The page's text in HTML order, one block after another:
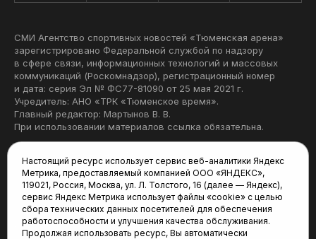
СМИ Агентство спортивных новостей «Тюменская арена»
зарегистрировано Федеральной службой по надзору
в сфере связи, информационных технологий и массовых
коммуникаций (Роскомнадзор), регистрационный номер
и дата: серия Эл № ФС77-81090 от 25 мая 2021 г.
Учредитель: АНО «ТРК «Тюменское время».
Главный редактор: Мартынов В. В.
При использовании материалов ссылка обязательна.
Редакция:
625035, Тюмень, пр. Геологоразведчиков, 28А
(3452) 68-22-28
tum-arena@mail.ru
Настоящий ресурс использует сервис веб-аналитики Яндекс
Метрика, предоставляемый компанией ООО «ЯНДЕКС»,
119021, Россия, Москва, ул. Л. Толстого, 16 (далее — Яндекс),
сервис Яндекс Метрика использует файлы «cookie» с целью
сбора технических данных посетителей для обеспечения
работоспособности и улучшения качества обслуживания.
Продолжая использовать ресурс, Вы автоматически